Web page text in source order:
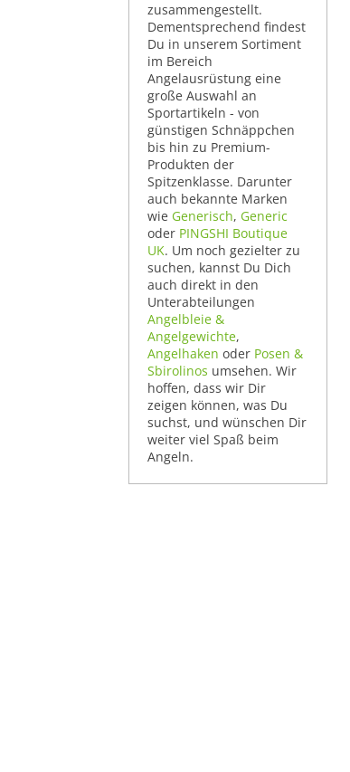
zusammengestellt.
Dementsprechend findest
Du in unserem Sortiment
im Bereich
Angelausrüstung eine
große Auswahl an
Sportartikeln - von
günstigen Schnäppchen
bis hin zu Premium-
Produkten der
Spitzenklasse. Darunter
auch bekannte Marken
wie Generisch, Generic
oder PINGSHI Boutique
UK. Um noch gezielter zu
suchen, kannst Du Dich
auch direkt in den
Unterabteilungen
Angelbleie &
Angelgewichte,
Angelhaken oder Posen &
Sbirolinos umsehen. Wir
hoffen, dass wir Dir
zeigen können, was Du
suchst, und wünschen Dir
weiter viel Spaß beim
Angeln.